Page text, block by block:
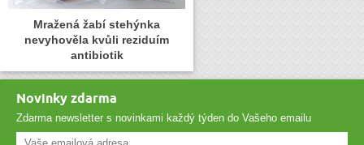
Mražená žabí stehýnka
nevyhověla kvůli reziduím
antibiotik
Novinky zdarma
Zdarma newsletter s novinkami každý týden do Vašeho emailu